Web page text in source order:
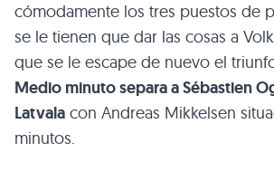
cómodamente los tres puestos de
se le tienen que dar las cosas a
que se le escape de nuevo el
Medio minuto separa a Sébastien
Latvala con Andreas Mikkelsen
minutos.